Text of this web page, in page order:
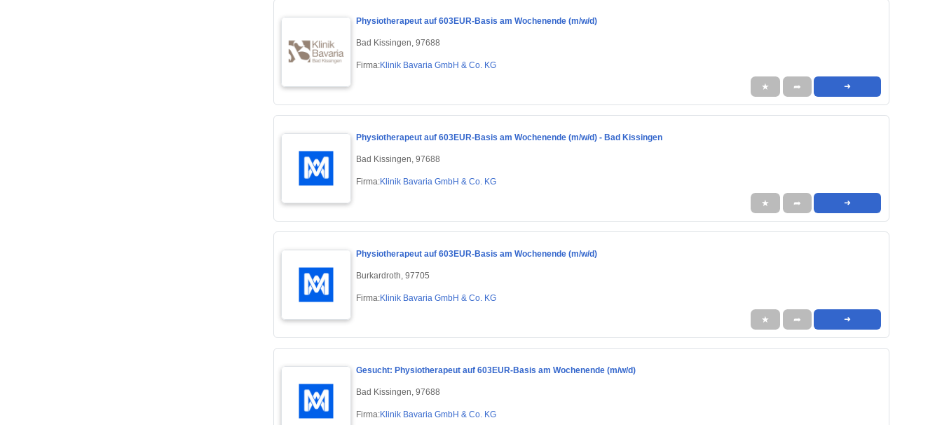
Physiotherapeut auf 603EUR-Basis am Wochenende (m/w/d)
Bad Kissingen, 97688
Firma:Klinik Bavaria GmbH & Co. KG
★ ➦ ➜
Physiotherapeut auf 603EUR-Basis am Wochenende (m/w/d) - Bad Kissingen
Bad Kissingen, 97688
Firma:Klinik Bavaria GmbH & Co. KG
★ ➦ ➜
Physiotherapeut auf 603EUR-Basis am Wochenende (m/w/d)
Burkardroth, 97705
Firma:Klinik Bavaria GmbH & Co. KG
★ ➦ ➜
Gesucht: Physiotherapeut auf 603EUR-Basis am Wochenende (m/w/d)
Bad Kissingen, 97688
Firma:Klinik Bavaria GmbH & Co. KG